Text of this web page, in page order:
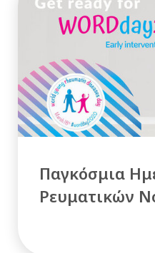
Παγκόσμια
Ρευματικών